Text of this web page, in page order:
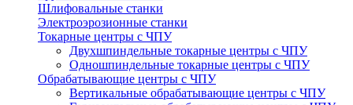
Шлифовальные станки
Электроэрозионные станки
Токарные центры с ЧПУ
Двухшпиндельные токарные центры с ЧПУ
Одношпиндельные токарные центры с ЧПУ
Обрабатывающие центры с ЧПУ
Вертикальные обрабатывающие центры с ЧПУ